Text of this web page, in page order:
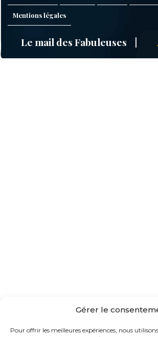
Gérer le
Pour offrir les meilleures expériences, nous
Mentions légales
Le mail des Fabuleuses